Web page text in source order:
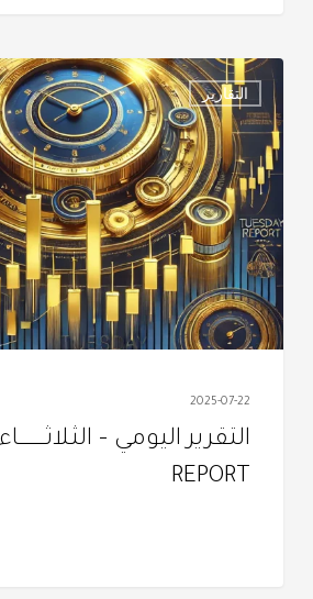
التقارير
التقرير
اليومي
–
الثـلاثــــــــــــاء
TUESDAY
REPORT
2025-07-22
REPORT